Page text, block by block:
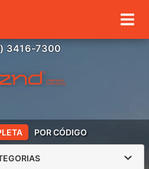
3416-7300
POR CÓDIGO